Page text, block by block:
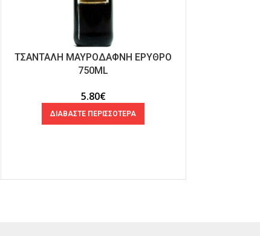
ΤΣΑΝΤΑΛΗ ΜΑΥΡΟΔΑΦΝΗ ΕΡΥΘΡΟ
750ML
5.80€
ΔΙΑΒΑΣΤΕ ΠΕΡΙΣΣΟΤΕΡΑ